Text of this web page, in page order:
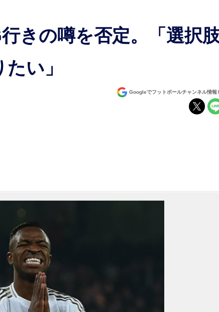
い」
Googleでフットボールチャンネル情報